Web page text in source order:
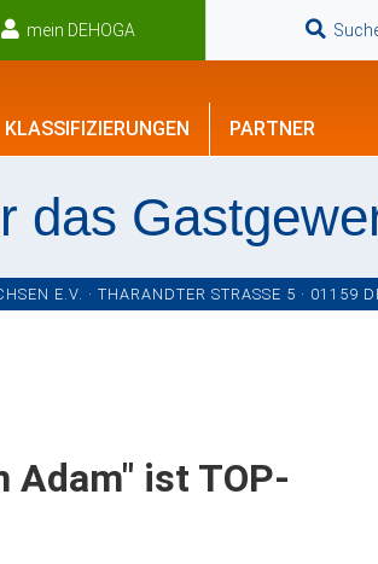
mein DEHOGA
KLASSIFIZIERUNGEN PARTNER
das
E.V. · THARANDTER STRASSE 5 · 01159
Adam" ist TOP-